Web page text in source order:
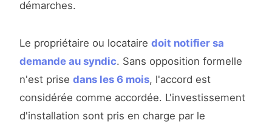
démarches.
Le propriétaire ou locataire doit notifier sa
demande au syndic. Sans opposition formelle
n'est prise dans les 6 mois, l'accord est
considérée comme accordée. L'investissement
d'installation sont pris en charge par le